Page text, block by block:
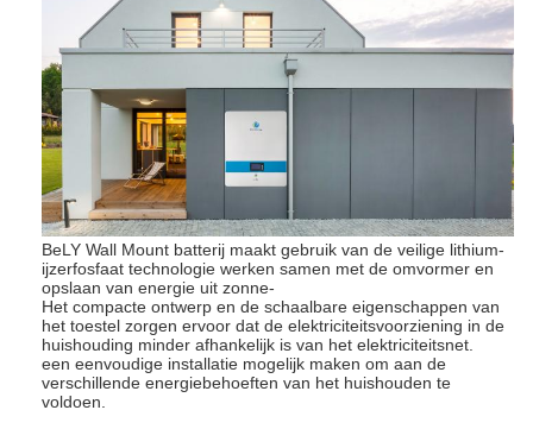
BeLY Wall Mount batterij maakt gebruik van de veilige lithium-
ijzerfosfaat technologie werken samen met de omvormer en
opslaan van energie uit zonne-
Het compacte ontwerp en de schaalbare eigenschappen van
het toestel zorgen ervoor dat de elektriciteitsvoorziening in de
huishouding minder afhankelijk is van het elektriciteitsnet.
een eenvoudige installatie mogelijk maken om aan de
verschillende energiebehoeften van het huishouden te
voldoen.